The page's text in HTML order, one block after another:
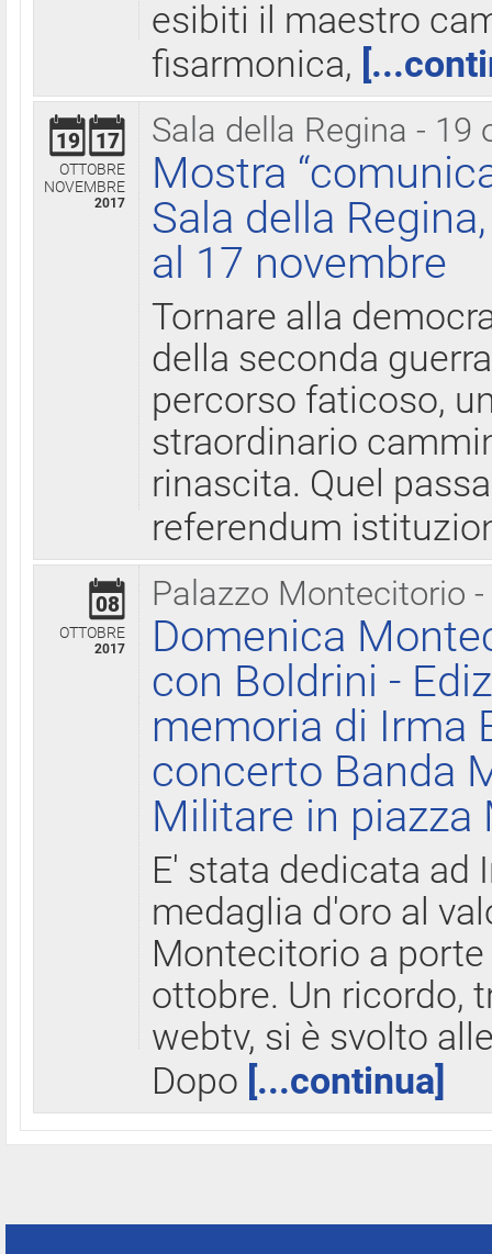
esibiti il maestro
fisarmonica,
Sala della Regina - 19
19 17
OTTOBRE
NOVEMBRE
2017
Mostra
Sala della
al 17 novembre
Tornare alla
della seconda
percorso faticoso,
straordinario
rinascita. Quel
referendum
Palazzo Montecitorio
08
OTTOBRE
2017
Domenica
con Boldrini -
memoria di Irma
concerto Banda
Militare in
E' stata dedicata ad
medaglia d'oro al
Montecitorio a
ottobre. Un ricordo,
webtv, si è svolto
Dopo [...continua]